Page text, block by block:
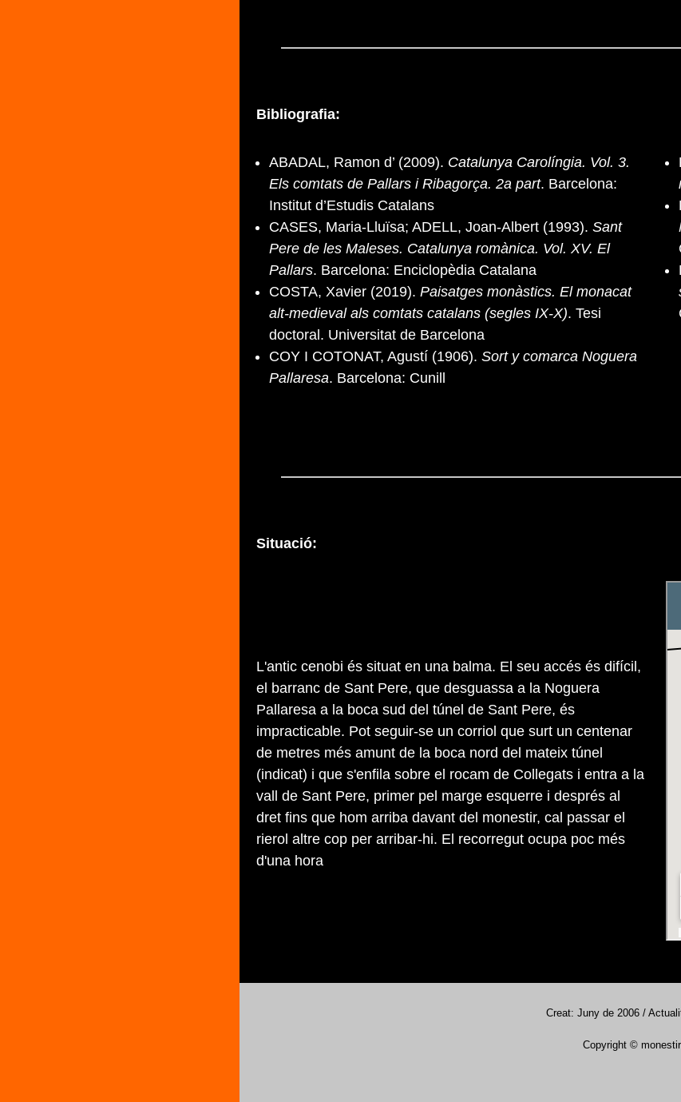
Bibliografia:
ABADAL, Ramon d’ (2009). Catalunya Carolíngia. Vol. 3.
Els comtats de Pallars i Ribagorça. 2a part. Barcelona:
Institut d’Estudis Catalans
CASES, Maria-Lluïsa; ADELL, Joan-Albert (1993). Sant
Pere de les Maleses. Catalunya romànica. Vol. XV. El
Pallars. Barcelona: Enciclopèdia Catalana
COSTA, Xavier (2019). Paisatges monàstics. El monacat
alt-medieval als comtats catalans (segles IX-X). Tesi
doctoral. Universitat de Barcelona
COY I COTONAT, Agustí (1906). Sort y comarca Noguera
Pallaresa. Barcelona: Cunill
Situació:
L'antic cenobi és situat en una balma. El seu accés és difícil,
el barranc de Sant Pere, que desguassa a la Noguera
Pallaresa a la boca sud del túnel de Sant Pere, és
impracticable. Pot seguir-se un corriol que surt un centenar
de metres més amunt de la boca nord del mateix túnel
(indicat) i que s'enfila sobre el rocam de Collegats i entra a la
vall de Sant Pere, primer pel marge esquerre i després al
dret fins que hom arriba davant del monestir, cal passar el
rierol altre cop per arribar-hi. El recorregut ocupa poc més
d'una hora
Creat: Juny de 2006 /